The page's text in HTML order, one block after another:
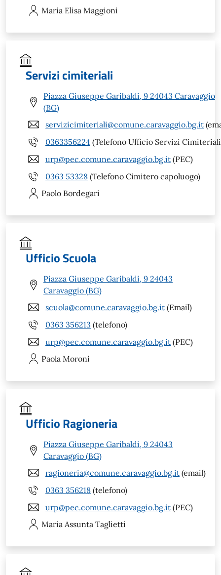
Maria Elisa Maggioni
Servizi cimiteriali
Piazza Giuseppe Garibaldi, 9 24043 Caravaggio
(BG)
servizicimiteriali@comune.caravaggio.bg.it
0363356224 (Telefono Ufficio Servizi
urp@pec.comune.caravaggio.bg.it (PEC)
0363 53328 (Telefono Cimitero capoluogo)
Paolo Bordegari
Ufficio Scuola
Piazza Giuseppe Garibaldi, 9 24043
Caravaggio (BG)
scuola@comune.caravaggio.bg.it (Email)
0363 356213 (telefono)
urp@pec.comune.caravaggio.bg.it (PEC)
Paola Moroni
Ufficio Ragioneria
Piazza Giuseppe Garibaldi, 9 24043
Caravaggio (BG)
ragioneria@comune.caravaggio.bg.it (email)
0363 356218 (telefono)
urp@pec.comune.caravaggio.bg.it (PEC)
Maria Assunta Taglietti